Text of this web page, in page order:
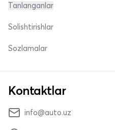
Tanlanganlar
Solishtirishlar
Sozlamalar
Kontaktlar
info@auto.uz